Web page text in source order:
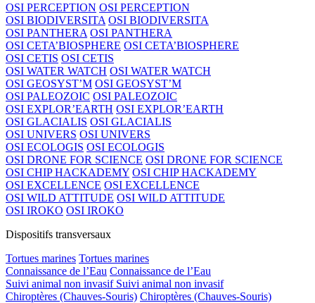
OSI PERCEPTION OSI PERCEPTION
OSI BIODIVERSITA OSI BIODIVERSITA
OSI PANTHERA OSI PANTHERA
OSI CETA’BIOSPHERE OSI CETA’BIOSPHERE
OSI CETIS OSI CETIS
OSI WATER WATCH OSI WATER WATCH
OSI GEOSYST’M OSI GEOSYST’M
OSI PALEOZOIC OSI PALEOZOIC
OSI EXPLOR’EARTH OSI EXPLOR’EARTH
OSI GLACIALIS OSI GLACIALIS
OSI UNIVERS OSI UNIVERS
OSI ECOLOGIS OSI ECOLOGIS
OSI DRONE FOR SCIENCE OSI DRONE FOR SCIENCE
OSI CHIP HACKADEMY OSI CHIP HACKADEMY
OSI EXCELLENCE OSI EXCELLENCE
OSI WILD ATTITUDE OSI WILD ATTITUDE
OSI IROKO OSI IROKO
Dispositifs transversaux
Tortues marines Tortues marines
Connaissance de l’Eau Connaissance de l’Eau
Suivi animal non invasif Suivi animal non invasif
Chiroptères (Chauves-Souris) Chiroptères (Chauves-Souris)